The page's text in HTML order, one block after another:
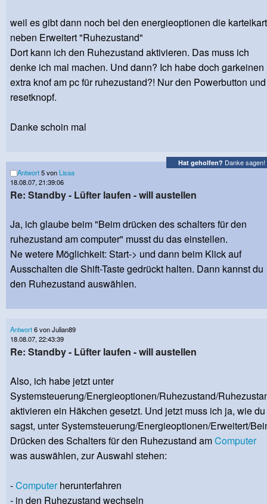
weil es gibt dann noch bei den energieoptionen die
neben Erweitert "Ruhezustand"
Dort kann ich den Ruhezustand aktivieren. Das muss ich
denke ich mal machen. Und dann? Ich habe doch garkeinen
extra knof am pc für ruhezustand?! Nur den Powerbutton und
resetknopf.
Danke schoin mal
Hat geholfen? Danke sagen!
Antwort5 von Lisaa
18.08.07, 21:39:06
Re: Standby - Lüfter laufen - will austellen
Ja, ich glaube beim "Beim drücken des schalters für den
ruhezustand am computer" musst du das einstellen.
Ne wetere Möglichkeit: Start-> und dann beim Klick auf
Ausschalten die Shift-Taste gedrückt halten. Dann kannst du
den Ruhezustand auswählen.
Antwort6 von Julian89
18.08.07, 22:43:39
Re: Standby - Lüfter laufen - will austellen
Also, ich habe jetzt unter
Systemsteuerung/Energieoptionen/Ruhezustand/
aktivieren ein Häkchen gesetzt. Und jetzt muss ich ja, wie du
sagst, unter Systemsteuerung/Energieoptionen/Erweitert/
Drücken des Schalters für den Ruhezustand amComputer
was auswählen, zur Auswahl stehen:
-Computerherunterfahren
- in den Ruhezustand wechseln